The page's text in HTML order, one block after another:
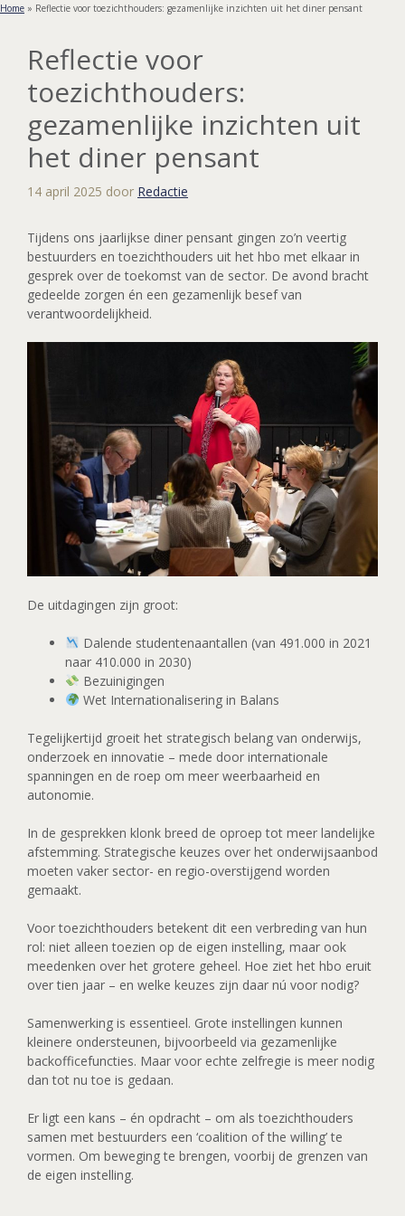
Home » Reflectie voor toezichthouders: gezamenlijke inzichten uit het diner pensant
Reflectie voor
toezichthouders:
gezamenlijke inzichten uit
het diner pensant
14 april 2025 door Redactie
Tijdens ons jaarlijkse diner pensant gingen zo’n veertig
bestuurders en toezichthouders uit het hbo met elkaar in
gesprek over de toekomst van de sector. De avond bracht
gedeelde zorgen én een gezamenlijk besef van
verantwoordelijkheid.
De uitdagingen zijn groot:
Dalende studentenaantallen (van 491.000 in 2021
naar 410.000 in 2030)
Bezuinigingen
Wet Internationalisering in Balans
Tegelijkertijd groeit het strategisch belang van onderwijs,
onderzoek en innovatie – mede door internationale
spanningen en de roep om meer weerbaarheid en
autonomie.
In de gesprekken klonk breed de oproep tot meer landelijke
afstemming. Strategische keuzes over het onderwijsaanbod
moeten vaker sector- en regio-overstijgend worden
gemaakt.
Voor toezichthouders betekent dit een verbreding van hun
rol: niet alleen toezien op de eigen instelling, maar ook
meedenken over het grotere geheel. Hoe ziet het hbo eruit
over tien jaar – en welke keuzes zijn daar nú voor nodig?
Samenwerking is essentieel. Grote instellingen kunnen
kleinere ondersteunen, bijvoorbeeld via gezamenlijke
backofficefuncties. Maar voor echte zelfregie is meer nodig
dan tot nu toe is gedaan.
Er ligt een kans – én opdracht – om als toezichthouders
samen met bestuurders een ‘coalition of the willing’ te
vormen. Om beweging te brengen, voorbij de grenzen van
de eigen instelling.